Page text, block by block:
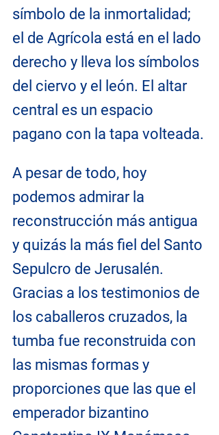
símbolo de la inmortalidad;
el de Agrícola está en el lado
derecho y lleva los símbolos
del ciervo y el león. El altar
central es un espacio
pagano con la tapa volteada.
A pesar de todo, hoy
podemos admirar la
reconstrucción más antigua
y quizás la más fiel del Santo
Sepulcro de Jerusalén.
Gracias a los testimonios de
los caballeros cruzados, la
tumba fue reconstruida con
las mismas formas y
proporciones que las que el
emperador bizantino